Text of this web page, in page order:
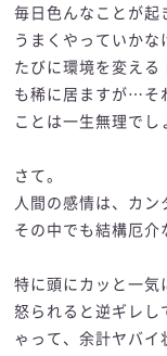
毎日色んなことが起
うまくやっていかな
たびに環境を変える
も稀に居ますが…そ
ことは一生無理でし
さて。
人間の感情は、カン
その中でも結構厄介
特に頭にカッと一気
怒られると逆ギレし
ゃって、余計ヤバイ